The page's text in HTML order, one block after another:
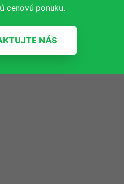
cenovú ponuku.
NÁS